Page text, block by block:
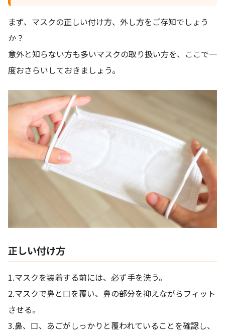
まず、マスクの正しい付け方、外し方をご存知でしょう
か？
意外と知らない方も多いマスクの取り扱い方を、ここで一
度おさらいしておきましょう。
正しい付け方
1.マスクを装着する前には、必ず手を洗う。
2.マスクで鼻と口を覆い、鼻の部分を抑えながらフィット
させる。
3.鼻、口、あごがしっかりと覆われていることを確認し、